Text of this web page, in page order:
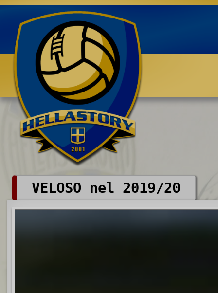
Benvenuti su HELLASTORY.net
VELOSO nel 2019/20